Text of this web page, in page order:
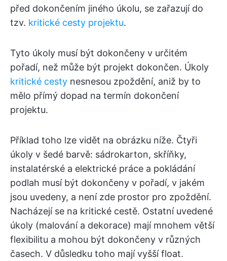
před dokončením jiného úkolu, se zařazují do
tzv. kritické cesty projektu.
Tyto úkoly musí být dokončeny v určitém
pořadí, než může být projekt dokončen. Úkoly
kritické cesty nesnesou zpoždění, aniž by to
mělo přímý dopad na termín dokončení
projektu.
Příklad toho lze vidět na obrázku níže. Čtyři
úkoly v šedé barvě: sádrokarton, skříňky,
instalatérské a elektrické práce a pokládání
podlah musí být dokončeny v pořadí, v jakém
jsou uvedeny, a není zde prostor pro zpoždění.
Nacházejí se na kritické cestě. Ostatní uvedené
úkoly (malování a dekorace) mají mnohem větší
flexibilitu a mohou být dokončeny v různých
časech. V důsledku toho mají vyšší float.